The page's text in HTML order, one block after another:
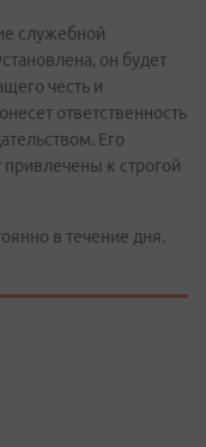
служебной
он будет
честь и
ответственность
Его
к строгой
в течение дня.